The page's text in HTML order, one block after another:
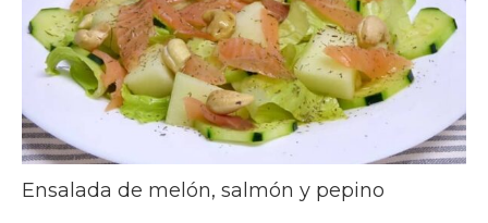
Ensalada de melón, salmón y pepino